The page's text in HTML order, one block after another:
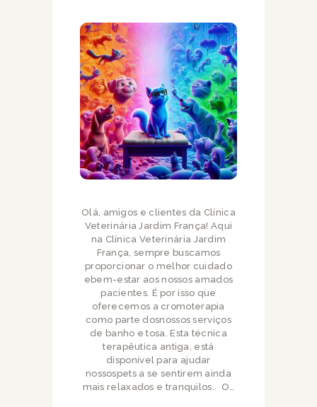
Olá, amigos e clientes da Clínica
Veterinária Jardim França! Aqui
na Clínica Veterinária Jardim
França, sempre buscamos
proporcionar o melhor cuidado
ebem-estar aos nossos amados
pacientes. É por isso que
oferecemos a cromoterapia
como parte dosnossos serviços
de banho e tosa. Esta técnica
terapêutica antiga, está
disponível para ajudar
nossospets a se sentirem ainda
mais relaxados e tranquilos. O…